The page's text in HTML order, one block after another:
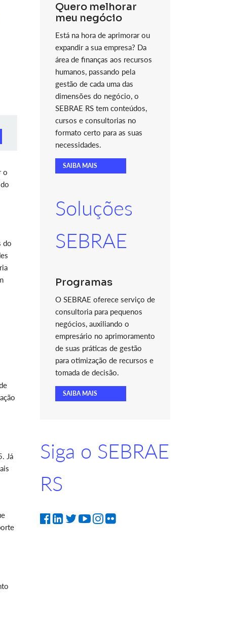
o
do
Já
Quero melhorar
meu negócio
Está na hora de aprimorar ou
expandir a sua empresa? Da
área de finanças aos recursos
humanos, passando pela
gestão de cada uma das
dimensões do negócio, o
SEBRAE RS tem conteúdos,
cursos e consultorias no
formato certo para as suas
necessidades.
SAIBA MAIS
Soluções
SEBRAE
Programas
O SEBRAE oferece serviço de
consultoria para pequenos
negócios, auxiliando o
empresário no aprimoramento
de suas práticas de gestão
para otimização de recursos e
tomada de decisão.
SAIBA MAIS
Siga o SEBRAE
RS